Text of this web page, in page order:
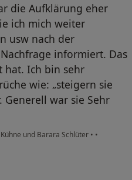
die Aufklärung eher
ich mich weiter
usw nach der
informiert. Das
hat. Ich bin sehr
wie: „steigern sie
Generell war sie Sehr
und Barara Schlüter • •